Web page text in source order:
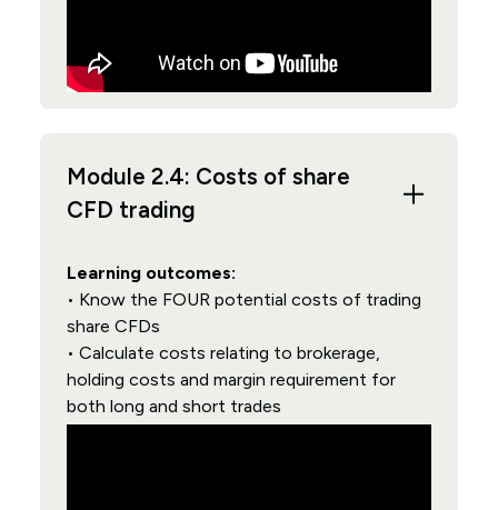
Module 2.4: Costs of share
CFD trading
Learning outcomes:
• Know the FOUR potential costs of trading
share CFDs
• Calculate costs relating to brokerage,
holding costs and margin requirement for
both long and short trades